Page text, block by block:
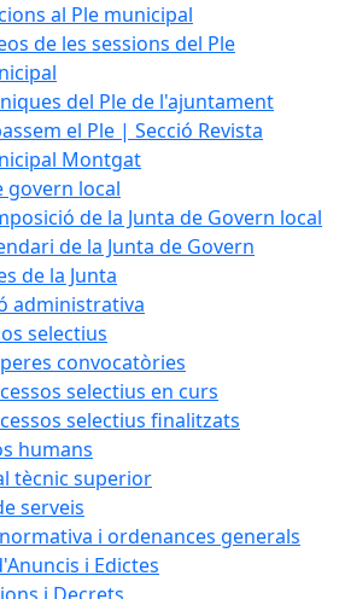
al Ple municipal
de les sessions del Ple
del Ple de l'ajuntament
el Ple | Secció Revista
Montgat
govern local
de la Junta de Govern local
de la Junta de Govern
de la Junta
administrativa
selectius
convocatòries
selectius en curs
selectius finalitzats
humans
tècnic superior
serveis
i ordenances generals
i Edictes